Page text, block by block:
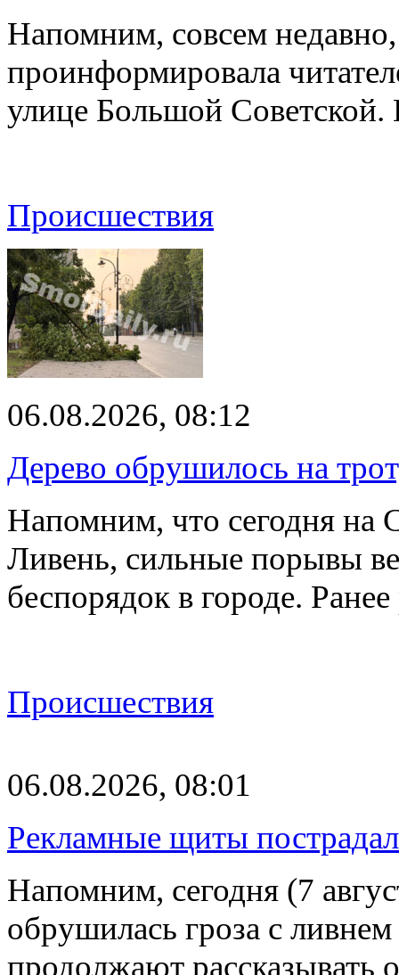
Напомним, совсем
проинформировала
улице Большой Советской.
Происшествия
06.08.2026, 08:12
Дерево обрушилось на
Напомним, что сегодня на
Ливень, сильные порывы
беспорядок в городе.
Происшествия
06.08.2026, 08:01
Рекламные щиты
Напомним, сегодня (7
обрушилась гроза с
продолжают рассказывать